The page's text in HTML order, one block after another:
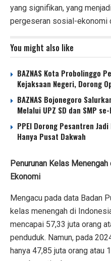
yang signifikan, yang
pergeseran sosial-ekonomi
You might also like
BAZNAS Kota Probolinggo
Kejaksaan Negeri, Dorong
BAZNAS Bojonegoro
Melalui UPZ SD dan SMP
PPEI Dorong Pesantren
Hanya Pusat Dakwah
Penurunan Kelas
Ekonomi
Mengacu pada data Badan
kelas menengah di
mencapai 57,33 juta orang
penduduk. Namun, pada
hanya 47,85 juta orang atau